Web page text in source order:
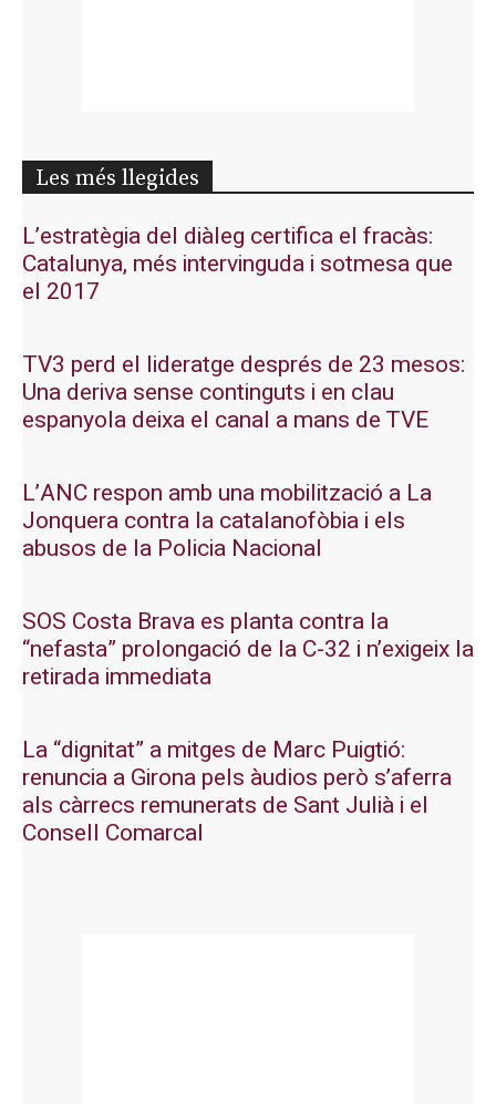
Les més llegides
L’estratègia del diàleg certifica el fracàs:
Catalunya, més intervinguda i sotmesa que
el 2017
TV3 perd el lideratge després de 23 mesos:
Una deriva sense continguts i en clau
espanyola deixa el canal a mans de TVE
L’ANC respon amb una mobilització a La
Jonquera contra la catalanofòbia i els
abusos de la Policia Nacional
SOS Costa Brava es planta contra la
“nefasta” prolongació de la C-32 i n’exigeix la
retirada immediata
La “dignitat” a mitges de Marc Puigtió:
renuncia a Girona pels àudios però s’aferra
als càrrecs remunerats de Sant Julià i el
Consell Comarcal